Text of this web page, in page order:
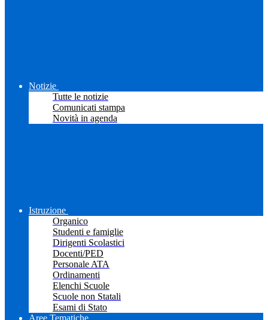
Notizie
Tutte le notizie
Comunicati stampa
Novità in agenda
Istruzione
Organico
Studenti e famiglie
Dirigenti Scolastici
Docenti/PED
Personale ATA
Ordinamenti
Elenchi Scuole
Scuole non Statali
Esami di Stato